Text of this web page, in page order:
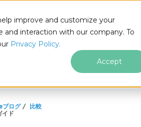
improve and customize your
and interaction with our company. To
Privacy Policy.
Accept
キップ
ログ
比較
イド